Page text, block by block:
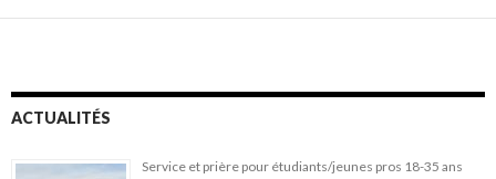
ACTUALITÉS
Service et prière pour étudiants/jeunes pros 18-35 ans